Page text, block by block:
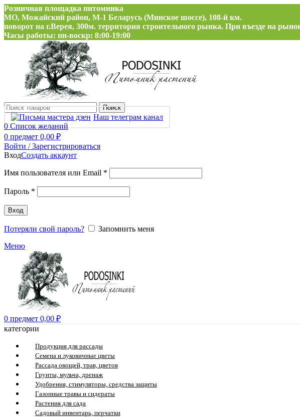
Розничная площадка питомника
МО, Можайский район, М-1 Беларусь (Минское шоссе), 108-й км.
поворот на г.Верея, 300м. территория строительного рынка. При въезде на
Часы работы: пн-воскр: 8:00-19:00
Поиск
Наш телеграм канал
0 Список желаний
0 предмет 0,00 ₽
Войти / Зарегистрироваться
ВходСоздать аккаунт
Имя пользователя или Email *
Пароль *
Вход
Потеряли свой пароль?
Запомнить меня
Меню
0 предмет 0,00 ₽
категории
Продукция для рассады
Семена и луковичные цветы
Рассада овощей, трав, цветов
Грунты, мульча, дренаж
Удобрения, стимуляторы, средства защиты
Газонные травы и сидераты
Растения для сада
Садовый инвентарь, перчатки